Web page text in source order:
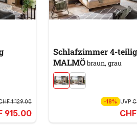
1’129.00
915.00
Schlafzimmer 4-teilig
MALMÖbraun, grau
-18% UVP